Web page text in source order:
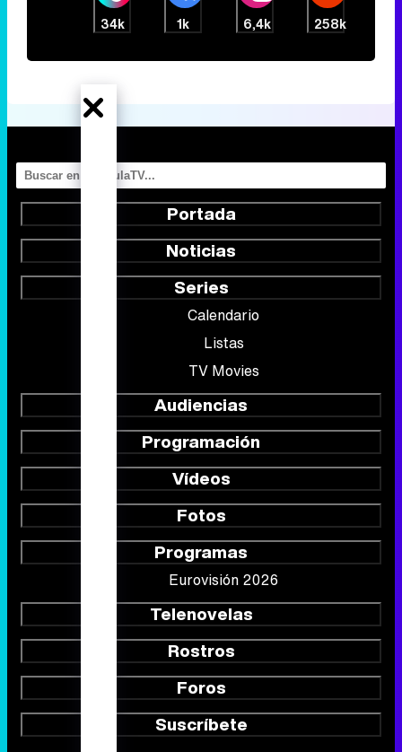
34k 1k 6,4k 258k
Portada
Noticias
Series
Calendario
Listas
TV Movies
Audiencias
Programación
Vídeos
Fotos
Programas
Eurovisión 2026
Telenovelas
Rostros
Foros
Suscríbete